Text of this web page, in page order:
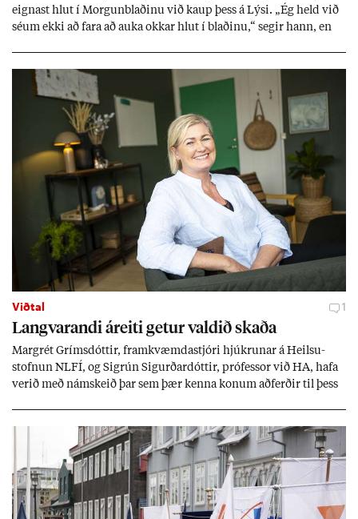
eign­ast hlut í Morg­un­blað­inu við kaup þess á Lýsi. „Ég held við
sé­um ekki að fara að auka okk­ar hlut í blað­inu,“ seg­ir hann, en
Viðtal 1
Langvar­andi áreiti get­ur vald­ið skaða
Mar­grét Gríms­dótt­ir, fram­kvæmda­stjóri hjúkr­un­ar á Heilsu­
stofn­un NLFÍ, og Sigrún Sig­urð­ar­dótt­ir, pró­fess­or við HA, hafa
ver­ið með nám­skeið þar sem þær kenna kon­um að­ferð­ir til þess